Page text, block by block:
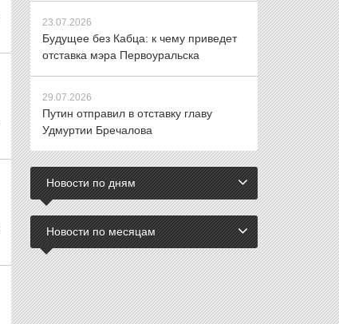
23.07.2026
Будущее без Кабца: к чему приведет
отставка мэра Первоуральска
29.07.2026
Путин отправил в отставку главу
Удмуртии Бречалова
Новости по дням
Новости по месяцам